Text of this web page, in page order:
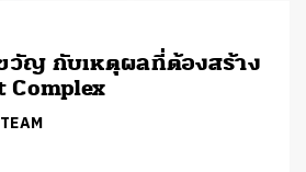
ญ กับเหตุผลที่ต้องสร้าง